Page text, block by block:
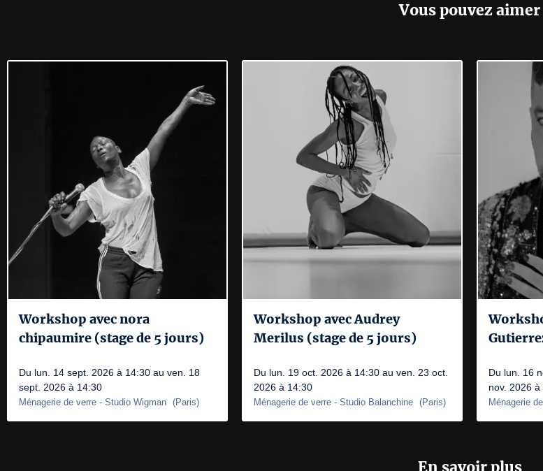
Vous pouvez aimer
Workshop avec nora
chipaumire (stage de 5 jours)
Du lun. 14 sept. 2026 à 14:30 au ven. 18
sept. 2026 à 14:30
Ménagerie de verre - Studio Wigman (Paris)
Workshop avec Audrey
Merilus (stage de 5 jours)
Du lun. 19 oct. 2026 à 14:30 au ven. 23 oct.
2026 à 14:30
Ménagerie de verre - Studio Balanchine (Paris)
Du lun. 16
nov. 2026 à
Ménagerie
En savoir plus